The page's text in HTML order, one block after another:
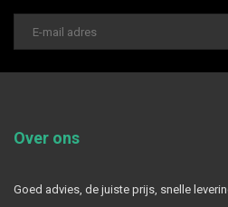
Over ons
Goed advies, de juiste prijs, snelle